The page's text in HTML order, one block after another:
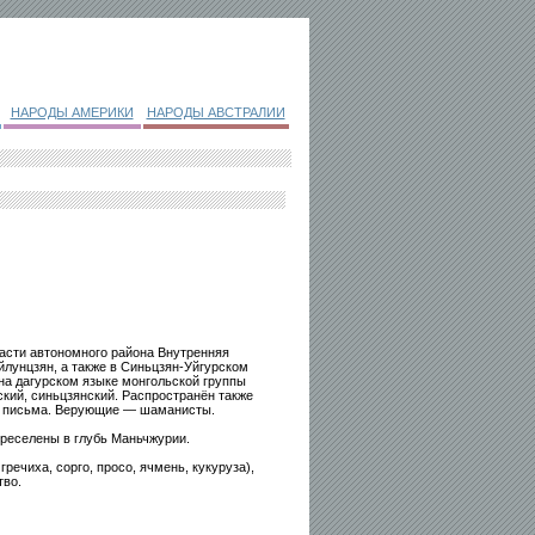
НАРОДЫ АМЕРИКИ НАРОДЫ АВСТРАЛИИ
автономного района Внутренняя
а также в Синьцзян-Уйгурском
дагурском языке монгольской группы
синьцзянский. Распространён также
письма. Верующие — шаманисты.
в глубь Маньчжурии.
сорго, просо, ячмень, кукуруза),